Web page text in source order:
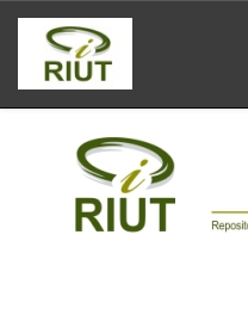
Skip
navigation